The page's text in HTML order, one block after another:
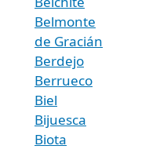
Belmonte
de Gracián
Berdejo
Berrueco
Biel
Bijuesca
Biota